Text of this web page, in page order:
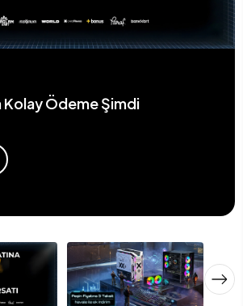
Kolay Ödeme Şimdi